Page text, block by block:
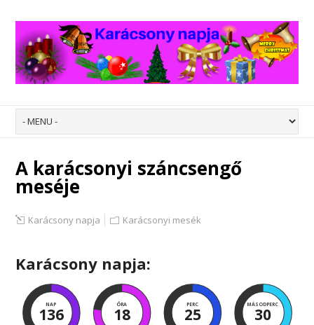
A karácsonyi száncsengő
meséje
Karácsony napja Karácsonyi mesék
Karácsony napja:
NAP
136
ÓRA
18
PERC
25
MÁSODPERC
30